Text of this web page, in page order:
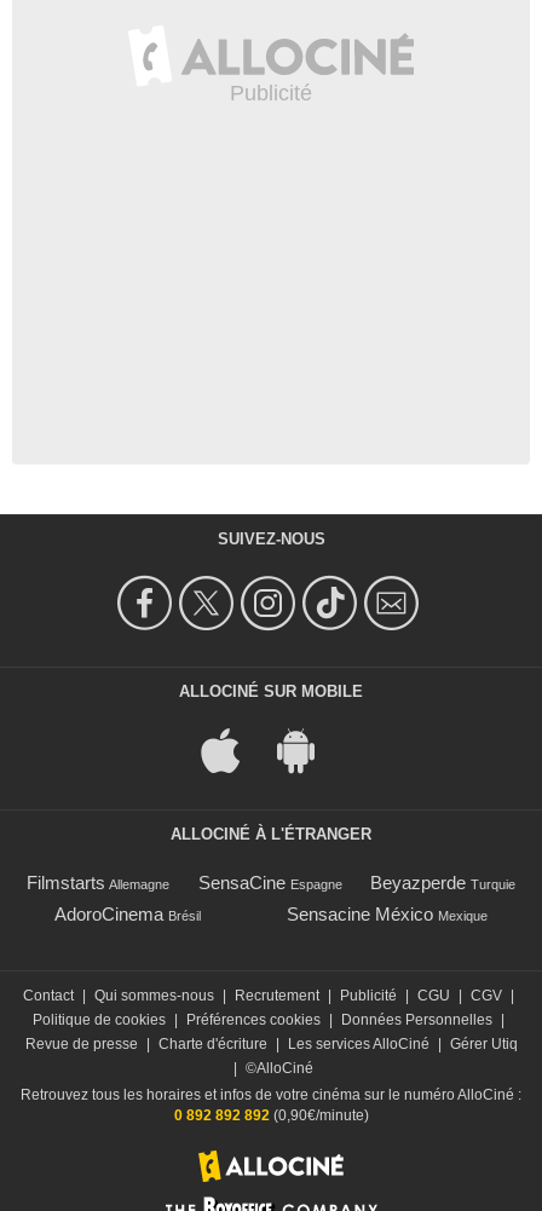
SUIVEZ-NOUS
ALLOCINÉ SUR MOBILE
ALLOCINÉ À L'ÉTRANGER
Filmstarts Allemagne SensaCine Espagne Beyazperde Turquie
AdoroCinema Brésil Sensacine México Mexique
Contact Qui sommes-nous Recrutement Publicité CGU CGV
Politique de cookies
Préférences cookies Données Personnelles
Revue de presse
Charte d'écriture Les services AlloCiné
Gérer Utiq
©AlloCiné
Retrouvez tous les horaires et infos de votre cinéma sur le numéro AlloCiné :
0 892 892 892(0,90€/minute)